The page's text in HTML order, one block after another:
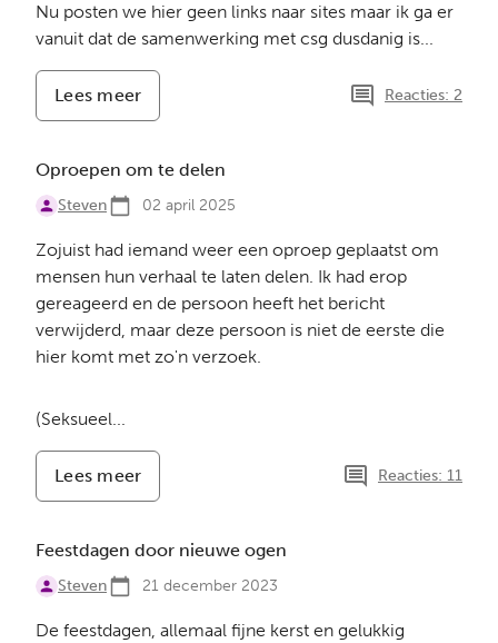
Nu posten we hier geen links naar sites maar ik ga er
vanuit dat de samenwerking met csg dusdanig is...
Lees meer
Onderzoek
mannen
Reacties: 2
Oproepen om te delen
Steven 02 april 2025
Zojuist had iemand weer een oproep geplaatst om
mensen hun verhaal te laten delen. Ik had erop
gereageerd en de persoon heeft het bericht
verwijderd, maar deze persoon is niet de eerste die
hier komt met zo'n verzoek.
(Seksueel...
Lees meer
Oproepen
te
Reacties: 11
Feestdagen door nieuwe ogen
Steven 21 december 2023
De feestdagen, allemaal fijne kerst en gelukkig